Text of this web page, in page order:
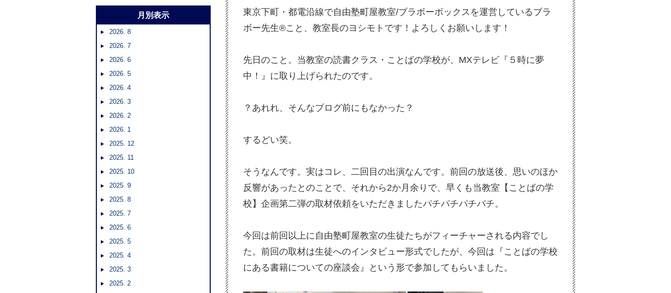
東京下町・都電沿線で自由塾町屋教室/ブラボーボックスを運営しているブラ
ボー先生®︎こと、教室長のヨシモトです！よろしくお願いします！
先日のこと。当教室の読書クラス・ことばの学校が、MXテレビ『５時に夢
中！』に取り上げられたのです。
？あれれ、そんなブログ前にもなかった？
するどい笑。
そうなんです。実はコレ、二回目の出演なんです。前回の放送後、思いのほか
反響があったとのことで、それから2か月余りで、早くも当教室【ことばの学
校】企画第二弾の取材依頼をいただきましたパチパチパチパチ。
今回は前回以上に自由塾町屋教室の生徒たちがフィーチャーされる内容でし
た。前回の取材は生徒へのインタビュー形式でしたが、今回は『ことばの学校
にある書籍についての座談会』という形で参加してもらいました。
月別表示
2026. 8
2026. 7
2026. 6
2026. 5
2026. 4
2026. 3
2026. 2
2026. 1
2025. 12
2025. 11
2025. 10
2025. 9
2025. 8
2025. 7
2025. 6
2025. 5
2025. 4
2025. 3
2025. 2